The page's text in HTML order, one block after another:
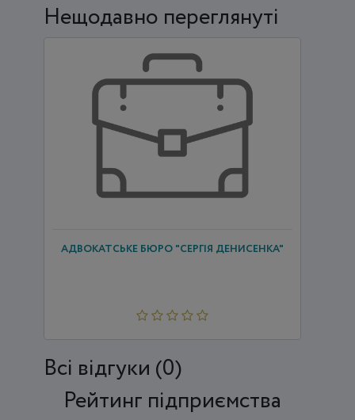
Нещодавно переглянуті
АДВОКАТСЬКЕ БЮРО "СЕРГІЯ ДЕНИСЕНКА"
Всi відгуки (0)
Рейтинг підприємства